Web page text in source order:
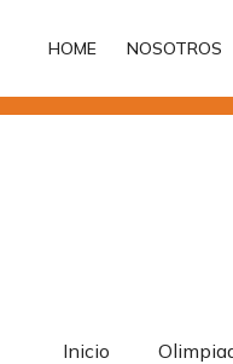
HOME NOSOTROS
Inicio